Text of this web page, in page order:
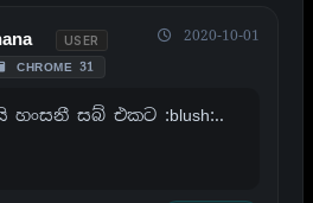
USER
CHROME 31
2020-10-01
සබ් එකට :blush:..